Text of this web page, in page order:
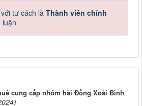
tư cách là Thành viên chính
luận
cung cấp nhóm hài Đồng Xoài Bình